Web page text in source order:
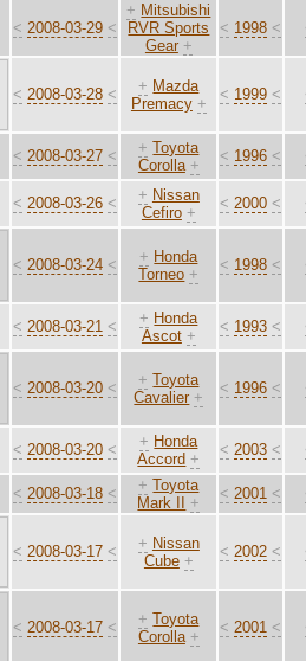
< 2008-03-29 <
+ Mitsubishi
RVR Sports
Gear +
< 1998 <
< 2008-03-28 < + Mazda
Premacy +
< 1999 <
< 2008-03-27 < + Toyota
Corolla +
< 1996 <
< 2008-03-26 < + Nissan
Cefiro +
< 2000 <
< 2008-03-24 < + Honda
Torneo +
< 1998 <
< 2008-03-21 < + Honda
Ascot +
< 1993 <
< 2008-03-20 < + Toyota
Cavalier +
< 1996 <
< 2008-03-20 < + Honda
Accord +
< 2003 <
< 2008-03-18 < + Toyota
Mark II
+
< 2001 <
< 2008-03-17 < + Nissan
Cube +
< 2002 <
< 2008-03-17 < + Toyota
Corolla +
< 2001 <